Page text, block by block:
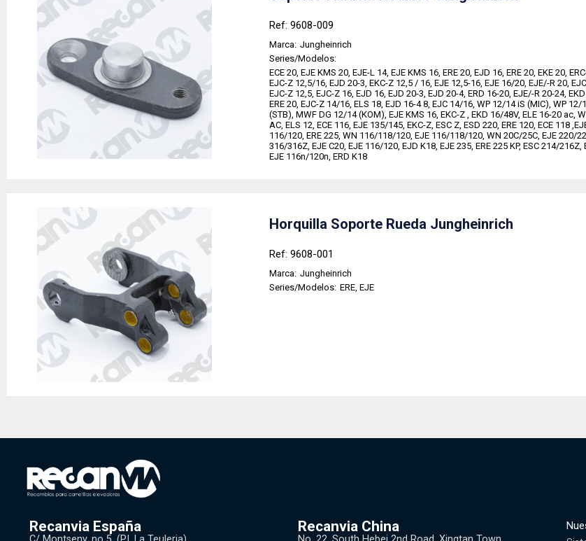
Ref: 9608-009
Marca: Jungheinrich
Series/Modelos:
ECE 20, EJE KMS 20, EJE-L 14, EJE KMS 16, ERE 20, EJD 16, ERE 20, EKE 20,
EJC-Z 12,5/16, EJD 20-3, EKC-Z 12,5 / 16, EJE 12,5-16, EJE 16/20, EJE/-R 20,
EJC-Z 12,5, EJC-Z 16, EJD 16, EJD 20-3, EJD 20-4, ERD 16-20, EJE/-R 20-24, EKD
ERE 20, EJC-Z 14/16, ELS 18, EJD 16-4 8, EJC 14/16, WP 12/14 iS (MIC), WP 12/
(STB), MWF DG 12/14 (KOM), EJE KMS 16, EKC-Z , EKD 16/48V, ELE 16-20 ac,
AC, ELS 12, ECE 116, EJE 135/145, EKC-Z, ESC Z, ESD 220, ERE 120, ECE 118
116/120, ERE 225, WN 116/118/120, EJE 116/118/120, WN 20C/25C, EJE 220/
316/316Z, EJE C20, EJE 116/120, EJD K18, EJE 235, ERE 225 KP, ESC 214/216Z,
EJE 116n/120n, ERD K18
Horquilla Soporte Rueda Jungheinrich
Ref: 9608-001
Marca: Jungheinrich
Series/Modelos: ERE, EJE
Recanvia España Recanvia China